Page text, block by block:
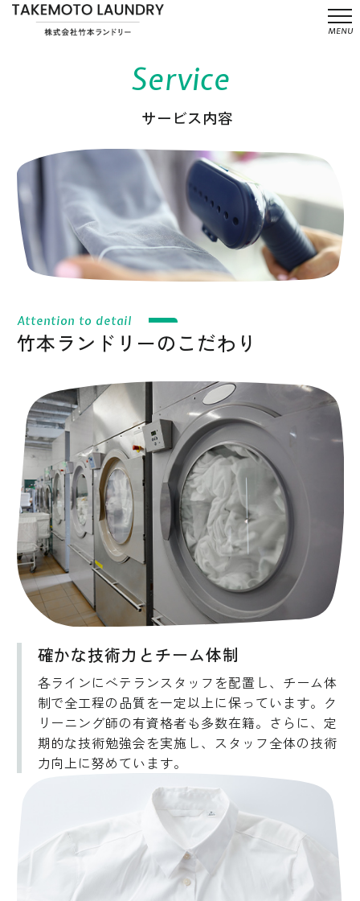
Service
サービス内容
Attention to detail
竹本ランドリーのこだわり
確かな技術力とチーム体制
各ラインにベテランスタッフを配置し、チーム体
制で全工程の品質を一定以上に保っています。ク
リーニング師の有資格者も多数在籍。さらに、定
期的な技術勉強会を実施し、スタッフ全体の技術
力向上に努めています。
メ
MENU